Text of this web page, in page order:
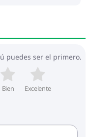
puedes ser el primero.
Bien Excelente